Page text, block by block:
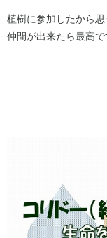
植樹に参加したから
仲間が出来たら最高